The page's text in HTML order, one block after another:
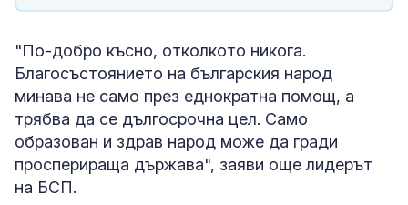
"По-добро късно, отколкото никога.
Благосъстоянието на българския народ
минава не само през еднократна помощ, а
трябва да се дългосрочна цел. Само
образован и здрав народ може да гради
просперираща държава", заяви още лидерът
на БСП.